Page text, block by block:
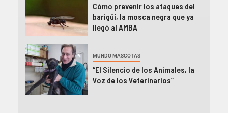
Cómo prevenir los ataques del
barigüí, la mosca negra que ya
llegó al AMBA
MUNDO MASCOTAS
“El Silencio de los Animales, la
Voz de los Veterinarios”